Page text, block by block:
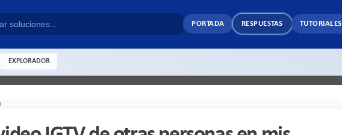
PORTADA RESPUESTAS TUTORIALES
EXPLORADOR